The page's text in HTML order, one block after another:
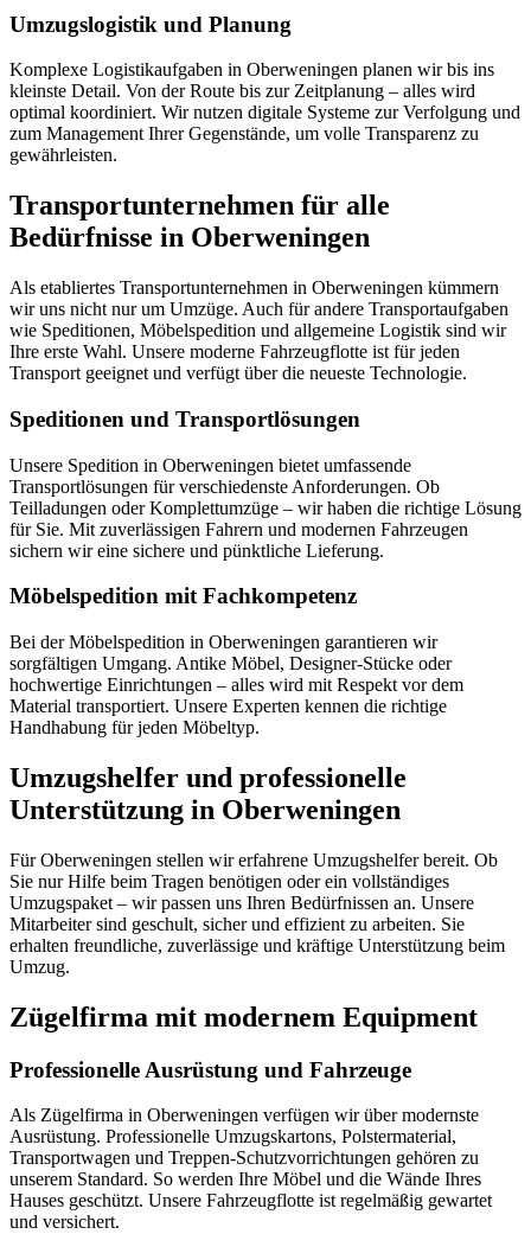
Umzugslogistik und Planung
Komplexe Logistikaufgaben in Oberweningen planen wir bis ins
kleinste Detail. Von der Route bis zur Zeitplanung – alles wird
optimal koordiniert. Wir nutzen digitale Systeme zur Verfolgung und
zum Management Ihrer Gegenstände, um volle Transparenz zu
gewährleisten.
Transportunternehmen für alle
Bedürfnisse in Oberweningen
Als etabliertes Transportunternehmen in Oberweningen kümmern
wir uns nicht nur um Umzüge. Auch für andere Transportaufgaben
wie Speditionen, Möbelspedition und allgemeine Logistik sind wir
Ihre erste Wahl. Unsere moderne Fahrzeugflotte ist für jeden
Transport geeignet und verfügt über die neueste Technologie.
Speditionen und Transportlösungen
Unsere Spedition in Oberweningen bietet umfassende
Transportlösungen für verschiedenste Anforderungen. Ob
Teilladungen oder Komplettumzüge – wir haben die richtige Lösung
für Sie. Mit zuverlässigen Fahrern und modernen Fahrzeugen
sichern wir eine sichere und pünktliche Lieferung.
Möbelspedition mit Fachkompetenz
Bei der Möbelspedition in Oberweningen garantieren wir
sorgfältigen Umgang. Antike Möbel, Designer-Stücke oder
hochwertige Einrichtungen – alles wird mit Respekt vor dem
Material transportiert. Unsere Experten kennen die richtige
Handhabung für jeden Möbeltyp.
Umzugshelfer und professionelle
Unterstützung in Oberweningen
Für Oberweningen stellen wir erfahrene Umzugshelfer bereit. Ob
Sie nur Hilfe beim Tragen benötigen oder ein vollständiges
Umzugspaket – wir passen uns Ihren Bedürfnissen an. Unsere
Mitarbeiter sind geschult, sicher und effizient zu arbeiten. Sie
erhalten freundliche, zuverlässige und kräftige Unterstützung beim
Umzug.
Zügelfirma mit modernem Equipment
Professionelle Ausrüstung und Fahrzeuge
Als Zügelfirma in Oberweningen verfügen wir über modernste
Ausrüstung. Professionelle Umzugskartons, Polstermaterial,
Transportwagen und Treppen-Schutzvorrichtungen gehören zu
unserem Standard. So werden Ihre Möbel und die Wände Ihres
Hauses geschützt. Unsere Fahrzeugflotte ist regelmäßig gewartet
und versichert.